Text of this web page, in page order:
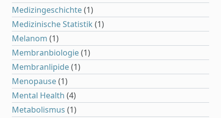
Medizingeschichte(1)
Medizinische Statistik (1)
Melanom (1)
Membranbiologie(1)
Membranlipide(1)
Menopause(1)
Mental Health (4)
Metabolismus (1)